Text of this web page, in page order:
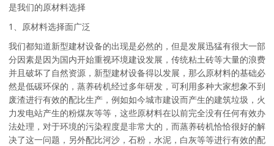
是我们的原材料选择
1、原材料选择面广泛
我们都知道新型建材设备的出现是必然的，但是发展迅猛有很大一部
分因素是因为国内开始重视环境建设发展，传统粘土砖等大量的浪费
并且破坏了自然资源，新型建材设备得以发展，那么原材料的基础必
然是低碳环保的，蒸养砖机经过多年研发，可利用多种大家想象不到
废渣进行有效的配比生产，例如如今城市建设而产生的建筑垃圾，火
力发电站产生的粉煤灰等等，这些原材料在以前完全没有任何有效办
法处理，对于环境的污染程度是非常大的，而蒸养砖机恰恰很好的解
决了这一问题，另外配比河沙，石粉，水泥，白灰等等进行有效的配